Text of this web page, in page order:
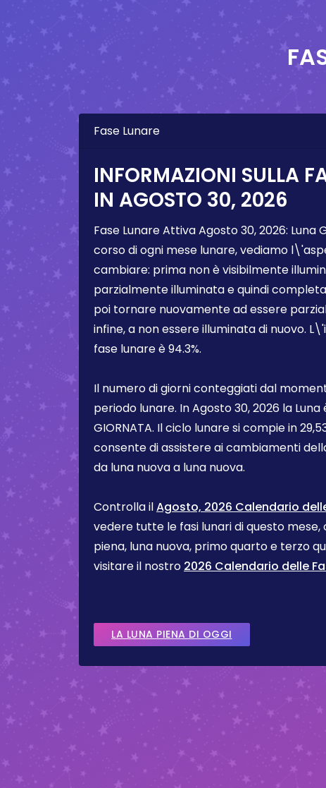
Fase Lunare
INFORMAZIONI SULLA
IN AGOSTO 30, 2026
Fase Lunare AttivaAgosto 30, 2026: Luna
corso di ogni mese lunare, vediamo
cambiare: prima non è visibilmente
parzialmente illuminata e quindi
poi tornare nuovamente ad essere
infine, a non essere illuminata di nuovo.
fase lunare è94.3%.
Il numero di giorni conteggiati dal
periodo lunare. InAgosto 30, 2026 la Luna
GIORNATA. Il ciclo lunare si compie in
consente di assistere ai cambiamenti
da luna nuova a luna nuova.
Controlla ilAgosto, 2026 Calendario
vedere tutte le fasi lunari di questo
piena, luna nuova, primo quarto e terzo
visitare il nostro 2026 Calendario delle
LA LUNA PIENA DI OGGI